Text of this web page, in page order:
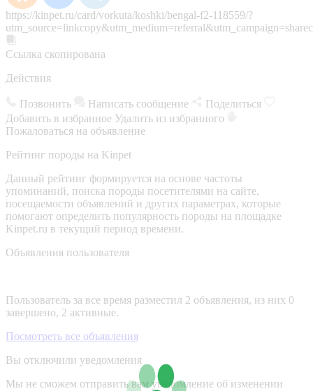
https://kinpet.ru/card/vorkuta/koshki/bengal-f2-118559/?
Ссылка скопирована
Действия
Позвонить Написать сообщение
Поделиться
Добавить в избранное Удалить из избранного
Пожаловаться на объявление
Рейтинг породы на Kinpet
Данный рейтинг формируется на основе частоты
упоминаний, поиска породы посетителями на сайте,
посещаемости объявлений и других параметрах, которые
помогают определить популярность породы на площадке
Kinpet.ru в текущий период времени.
Объявления пользователя
Пользователь за все время разместил 2 объявления, из них 0
завершено, 2 активные.
Посмотреть все объявления
Вы отключили уведомления
Мы не сможем отправить вам уведомление об изменении